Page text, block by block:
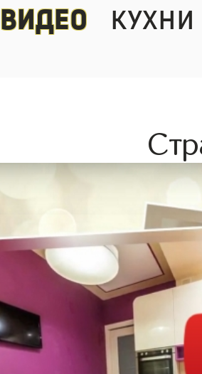
видео кухни